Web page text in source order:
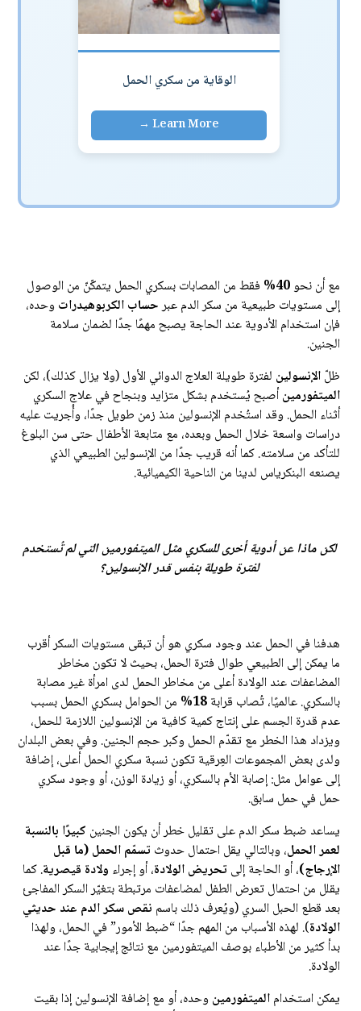
الوقاية من سكري الحمل
مع أن نحو40%
فقط من المصابات بسكري الحمل يتمكّنّ من الوصول
إلى مستويات طبيعية من سكر الدم عبرحساب الكربوهيدرات وحده،
فإن استخدام الأدوية عند الحاجة يصبح مهمًا جدًا لضمان سلامة
الجنين.
ظلّالإنسولين لفترة طويلة العلاج الدوائي الأول (ولا يزال كذلك)، لكن
الميتفورمينأصبح يُستخدم بشكل متزايد وبنجاح في علاج السكري
أثناء الحمل. وقد استُخدم الإنسولين منذ زمن طويل جدًا، وأُجريت عليه
دراسات واسعة خلال الحمل وبعده، مع متابعة الأطفال حتى سن البلوغ
للتأكد من سلامته. كما أنه قريب جدًا من الإنسولين الطبيعي الذي
يصنعه البنكرياس لدينا من الناحية الكيميائية.
لكن ماذا عن أدوية أخرى للسكري مثل الميتفورمين التي لم تُستخدم
لفترة طويلة بنفس قدر الإنسولين؟
هدفنا في الحمل عند وجود سكري هو أن تبقى مستويات السكر أقرب
ما يمكن إلى الطبيعي طوال فترة الحمل، بحيث لا تكون مخاطر
المضاعفات عند الولادة أعلى من مخاطر الحمل لدى امرأة غير مصابة
بالسكري. عالميًا، تُصاب قرابة18%
من الحوامل بسكري الحمل بسبب
عدم قدرة الجسم على إنتاج كمية كافية من الإنسولين اللازمة للحمل،
ويزداد هذا الخطر مع تقدّم الحمل وكبر حجم الجنين. وفي بعض البلدان
ولدى بعض المجموعات العِرقية تكون نسبة سكري الحمل أعلى، إضافة
إلى عوامل مثل: إصابة الأم بالسكري، أو زيادة الوزن، أو وجود سكري
حمل في حمل سابق.
يساعد ضبط سكر الدم على تقليل خطر أن يكون الجنين كبيرًا بالنسبة
لعمر الحمل، وبالتالي يقل احتمال حدوث تسمّم الحمل (ما قبل
الإرجاج)، أو الحاجة إلى تحريض الولادة، أو إجراء ولادة قيصرية. كما
يقلل من احتمال تعرض الطفل لمضاعفات مرتبطة بتغيّر السكر المفاجئ
بعد قطع الحبل السري (ويُعرف ذلك باسم نقص سكر الدم عند حديثي
الولادة). لهذه الأسباب من المهم جدًا “ضبط الأمور” في الحمل، ولهذا
بدأ كثير من الأطباء بوصف الميتفورمين مع نتائج إيجابية جدًا عند
الولادة.
يمكن استخدامالميتفورمين وحده، أو مع إضافة الإنسولين إذا بقيت